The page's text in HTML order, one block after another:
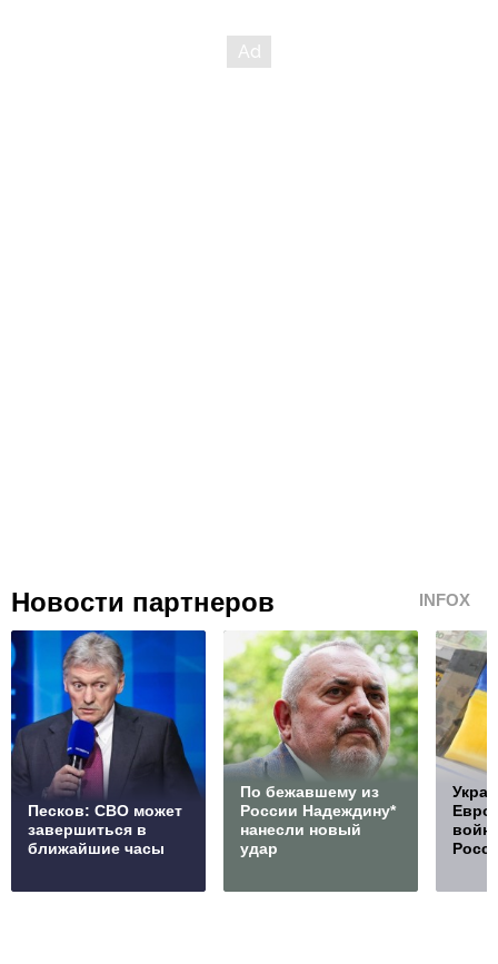
Новости партнеров INFOX
Песков: СВО может
завершиться в
ближайшие часы
По бежавшему из
России Надеждину*
нанесли новый
удар